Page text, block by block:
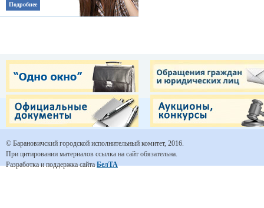
Подробнее
© Барановичский городской исполнительный комитет, 2016.
При цитировании материалов ссылка на сайт обязательна.
Разработка и поддержка сайтаБелТА